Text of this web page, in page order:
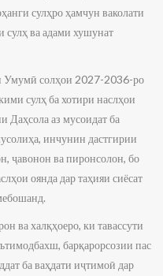
сулҳро ҳамчун ваколати
сулҳ ва адами хушунат
Умумӣ солҳои 2027-2036-ро
сулҳ ба хотири наслҳои
Даҳсола аз мусоидат ба
инчунин дастгирии
ҷавонон ва пиронсолон, бо
оянда дар таҳияи сиёсат
ва халқҳоеро, ки тавассути
барқарорсозии пас
ба ваҳдати иҷтимоӣ дар